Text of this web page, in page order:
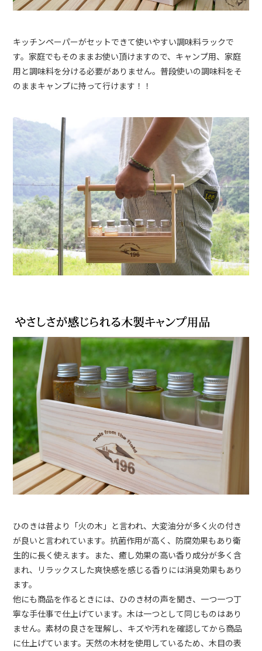
キッチンペーパーがセットできて使いやすい調味料ラックで
す。家庭でもそのままお使い頂けますので、キャンプ用、家庭
用と調味料を分ける必要がありません。普段使いの調味料をそ
のままキャンプに持って行けます！！
ひのきは昔より「火の木」と言われ、大変油分が多く火の付き
が良いと言われています。抗菌作用が高く、防腐効果もあり衛
生的に長く使えます。また、癒し効果の高い香り成分が多く含
まれ、リラックスした爽快感を感じる香りには消臭効果もあり
ます。
他にも商品を作るときには、ひのき材の声を聞き、一つ一つ丁
寧な手仕事で仕上げています。木は一つとして同じものはあり
ません。素材の良さを理解し、キズや汚れを確認してから商品
に仕上げています。天然の木材を使用しているため、木目の表